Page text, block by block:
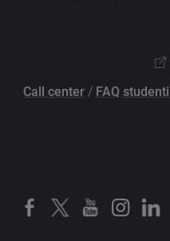
Call center / FAQ studenti